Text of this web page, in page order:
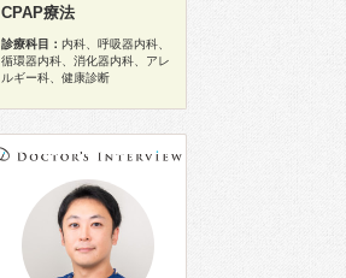
CPAP療法
診療科目： 内科、呼吸器内科、
循環器内科、消化器内科、アレ
ルギー科、健康診断